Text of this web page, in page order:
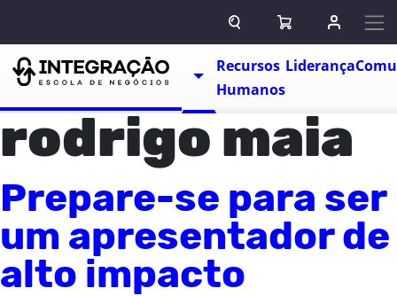
ABRIR CAMPO DE BUSCA
ABRIR CARRINHO
ENTRAR
Escolas
TOGGLE DROPDOWN
Recursos
Humanos
Liderança
rodrigo maia
Prepare-se para ser
um apresentador de
alto impacto